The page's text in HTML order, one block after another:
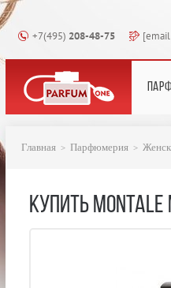
+7(495) 208-48-75
Главная Парфюмерия
КУПИТЬ